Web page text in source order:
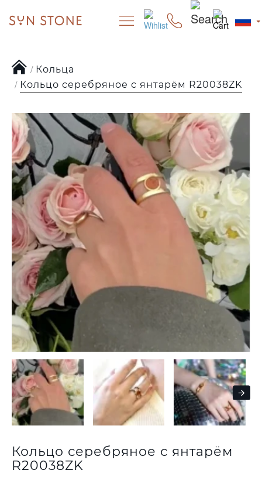
Кольца
Кольцо серебряное с янтарём R20038ZK
Кольцо серебряное с янтарём
R20038ZK